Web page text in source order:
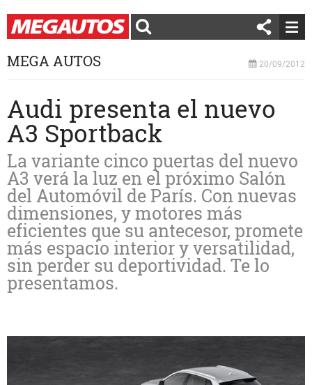
MEGA AUTOS 20/09/2012
Audi presenta el nuevo
A3 Sportback
La variante cinco puertas del nuevo
A3 verá la luz en el próximo Salón
del Automóvil de París. Con nuevas
dimensiones, y motores más
eficientes que su antecesor, promete
más espacio interior y versatilidad,
sin perder su deportividad. Te lo
presentamos.